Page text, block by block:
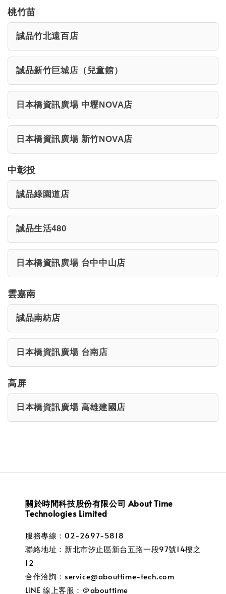
桃竹苗
誠品竹北遠百店
誠品新竹巨城店（兒童館）
日本橋資訊廣場 中壢NOVA店
日本橋資訊廣場 新竹NOVA店
中彰投
誠品綠園道店
誠品生活480
日本橋資訊廣場 台中中山店
雲嘉南
誠品南紡店
日本橋資訊廣場 台南店
高屏
日本橋資訊廣場 高雄建國店
關於時間科技股份有限公司 About Time
Technologies Limited
服務專線：02-2697-5818
聯絡地址：新北市汐止區新台五路一段97號14樓之
12
合作洽詢：service@abouttime-tech.com
LINE 線上客服：＠abouttime